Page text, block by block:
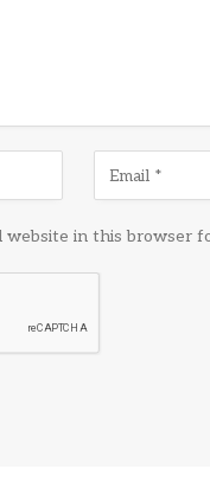
website in this browser